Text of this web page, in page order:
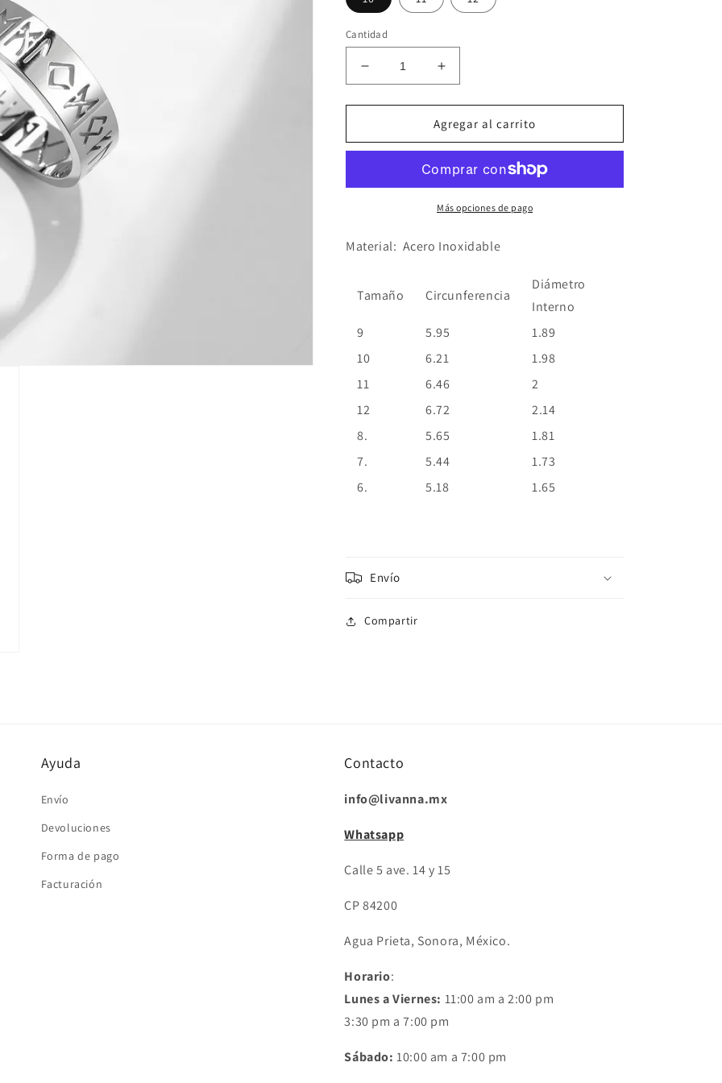
Cantidad
Reducir
cantidad
para
Letras
Aumentar
cantidad
para
Anillo
Letras
Agregar al carrito
Más opciones de pago
Material: Acero Inoxidable
Tamaño Circunferencia
Diámetro
Interno
9
5.95
1.89
10
6.21
1.98
11
6.46
2
12
6.72
2.14
8.
5.65
1.81
7.
5.44
1.73
6.
5.18 1.65
Envío
Compartir
Ayuda
Envío
Devoluciones
Forma de pago
Facturación
Contacto
info@livanna.mx
Whatsapp
Calle 5 ave. 14 y 15
CP 84200
Agua Prieta, Sonora, México.
Horario:
Lunes a Viernes: 11:00 am a 2:00 pm
3:30 pm a 7:00 pm
Sábado:10:00 am a 7:00 pm